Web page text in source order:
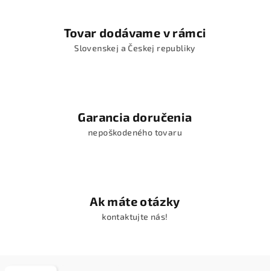
Tovar dodávame v rámci
Slovenskej a Českej republiky
Garancia doručenia
nepoškodeného tovaru
Ak máte otázky
kontaktujte nás!